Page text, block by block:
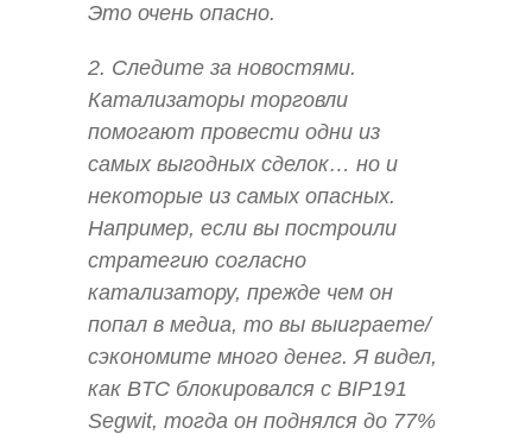
Это очень опасно.
2. Следите за новостями.
Катализаторы торговли
помогают провести одни из
самых выгодных сделок… но и
некоторые из самых опасных.
Например, если вы построили
стратегию согласно
катализатору, прежде чем он
попал в медиа, то вы выиграете/
сэкономите много денег. Я видел,
как BTC блокировался с BIP191
Segwit, тогда он поднялся до 77%